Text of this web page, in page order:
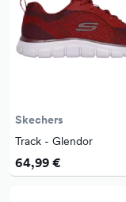
Skechers
Track - Glendor
64,99 €